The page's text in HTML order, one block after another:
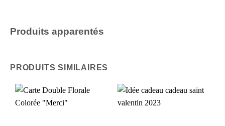
Produits apparentés
PRODUITS SIMILAIRES